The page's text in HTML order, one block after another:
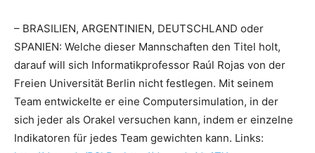
– BRASILIEN, ARGENTINIEN, DEUTSCHLAND oder
SPANIEN: Welche dieser Mannschaften den Titel holt,
darauf will sich Informatikprofessor Raúl Rojas von der
Freien Universität Berlin nicht festlegen. Mit seinem
Team entwickelte er eine Computersimulation, in der
sich jeder als Orakel versuchen kann, indem er einzelne
Indikatoren für jedes Team gewichten kann. Links: